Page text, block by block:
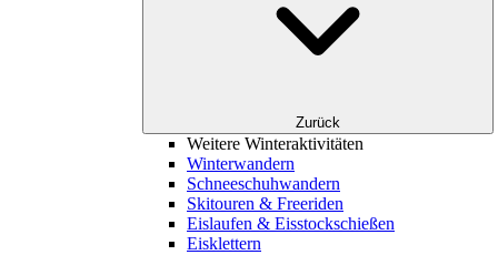
Zurück
Weitere Winteraktivitäten
Winterwandern
Schneeschuhwandern
Skitouren & Freeriden
Eislaufen & Eisstockschießen
Eisklettern